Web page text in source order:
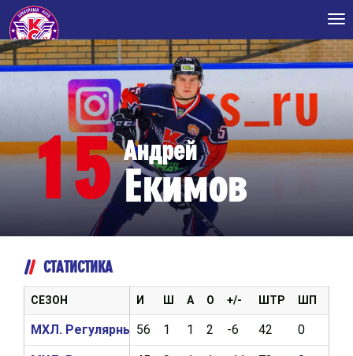
15 Андрей
Екимов
СТАТИСТИКА
И Ш А О +/- ШТР ШП
56 1 1 2 -6 42 0
СЕЗОН
МХЛ. Регулярный чемпионат 2021/2022